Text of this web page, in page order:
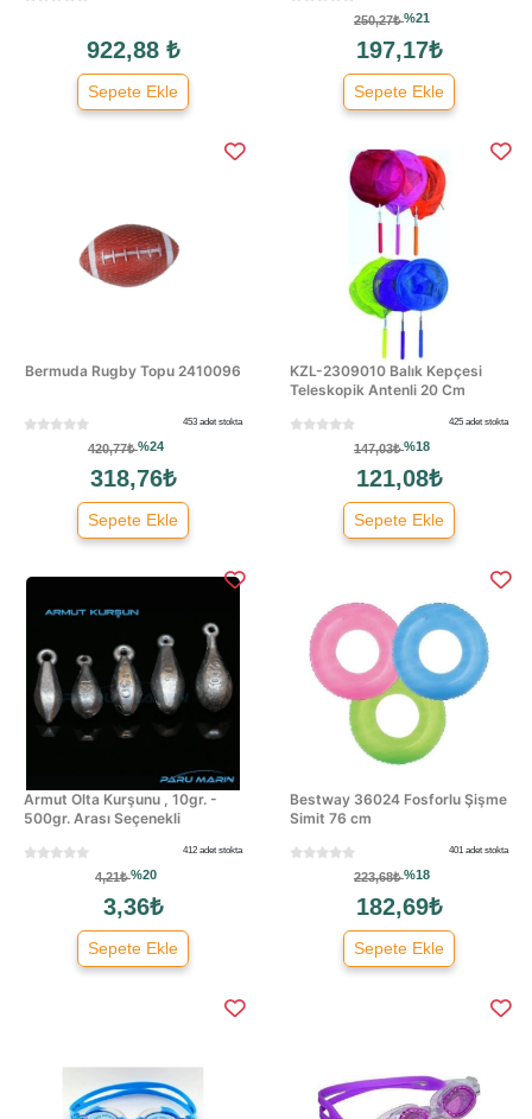
922,88 ₺
Sepete Ekle
250,27₺%21
197,17₺
Sepete Ekle
Bermuda Rugby Topu 2410096
453 adet stokta
420,77₺%24
318,76₺
Sepete Ekle
KZL-2309010 Balık Kepçesi
Teleskopik Antenli 20 Cm
425 adet stokta
147,03₺%18
121,08₺
Sepete Ekle
Armut Olta Kurşunu , 10gr. -
500gr. Arası Seçenekli
412 adet stokta
4,21₺%20
3,36₺
Sepete Ekle
Bestway 36024 Fosforlu Şişme
Simit 76 cm
401 adet stokta
223,68₺%18
182,69₺
Sepete Ekle